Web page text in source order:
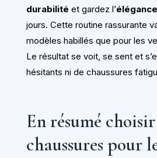
durabilité et gardez l’élégance
jours. Cette routine rassurante
modèles habillés que pour les
Le résultat se voit, se sent et
hésitants ni de chaussures
En résumé
chaussures pour